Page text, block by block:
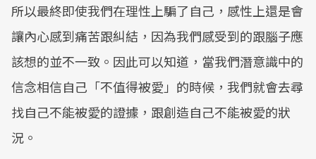
所以最終即使我們在理性上騙了自己，感性上還是會
讓內心感到痛苦跟糾結，因為我們感受到的跟腦子應
該想的並不一致。因此可以知道，當我們潛意識中的
信念相信自己「不值得被愛」的時候，我們就會去尋
找自己不能被愛的證據，跟創造自己不能被愛的狀
況。